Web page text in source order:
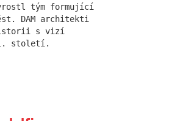
tým formující
DAM architekti
s vizí
století.